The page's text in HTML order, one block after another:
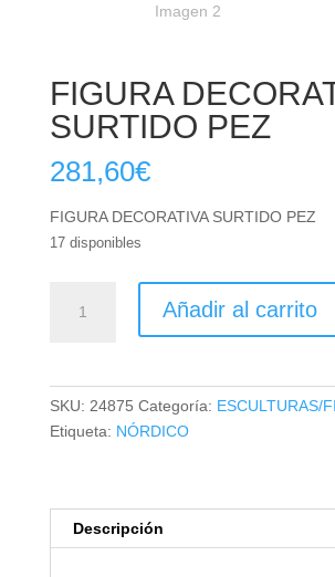
FIGURA
SURTIDO PEZ
281,60€
FIGURA DECORATIVA SURTIDO PEZ
17 disponibles
DECORATIVA
Añadir al carrito
SKU: 24875 Categoría: ESCULTURAS/
Etiqueta: NÓRDICO
Descripción